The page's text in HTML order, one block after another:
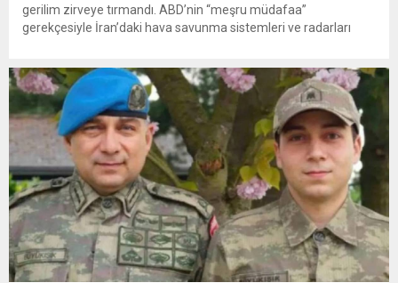
gerilim zirveye tırmandı. ABD’nin “meşru müdafaa”
gerekçesiyle İran’daki hava savunma sistemleri ve radarları
yeni bir ABD saldırısına anında yanıt verileceğini duyurdu....